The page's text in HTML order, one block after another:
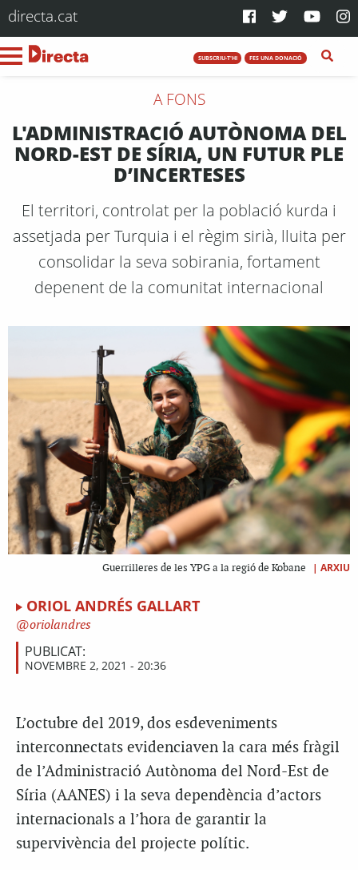
directa.cat
SUBSCRIU-T'HI FES UNA DONACIÓ
A FONS
L'ADMINISTRACIÓ AUTÒNOMA DEL
NORD-EST DE SÍRIA, UN FUTUR PLE
D’INCERTESES
El territori, controlat per la població kurda i
assetjada per Turquia i el règim sirià, lluita per
consolidar la seva sobirania, fortament
depenent de la comunitat internacional
Guerrilleres de les YPG a la regió de Kobane | ARXIU
ORIOL ANDRÉS GALLART
oriolandres
PUBLICAT:
NOVEMBRE 2, 2021 - 20:36
L’octubre del 2019, dos esdeveniments
interconnectats evidenciaven la cara més fràgil
de l’Administració Autònoma del Nord-Est de
Síria (AANES) i la seva dependència d’actors
internacionals a l’hora de garantir la
supervivència del projecte polític.